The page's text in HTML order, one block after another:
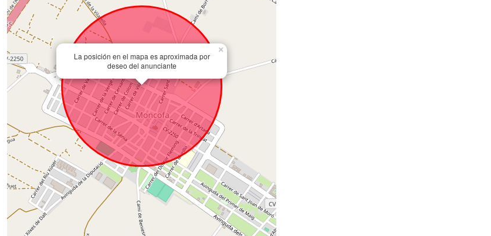
La posición en el mapa es aproximada por
deseo del anunciante
×